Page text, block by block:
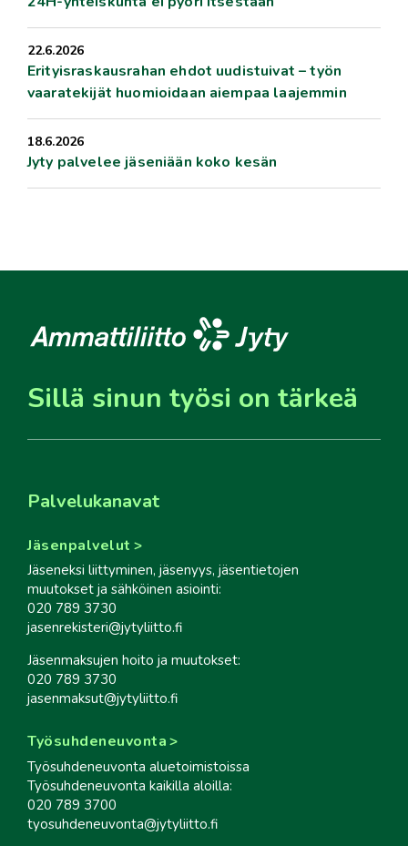
22.6.2026
Erityisraskausrahan ehdot uudistuivat – työn
vaaratekijät huomioidaan aiempaa laajemmin
18.6.2026
Jyty palvelee jäseniään koko kesän
Sillä sinun työsi on tärkeä
Palvelukanavat
Jäsenpalvelut
Jäseneksi liittyminen, jäsenyys, jäsentietojen
muutokset ja sähköinen asiointi:
020 789 3730
jasenrekisteri@jytyliitto.fi
Jäsenmaksujen hoito ja muutokset:
020 789 3730
jasenmaksut@jytyliitto.fi
Työsuhdeneuvonta
Työsuhdeneuvonta aluetoimistoissa
Työsuhdeneuvonta kaikilla aloilla:
020 789 3700
tyosuhdeneuvonta@jytyliitto.fi